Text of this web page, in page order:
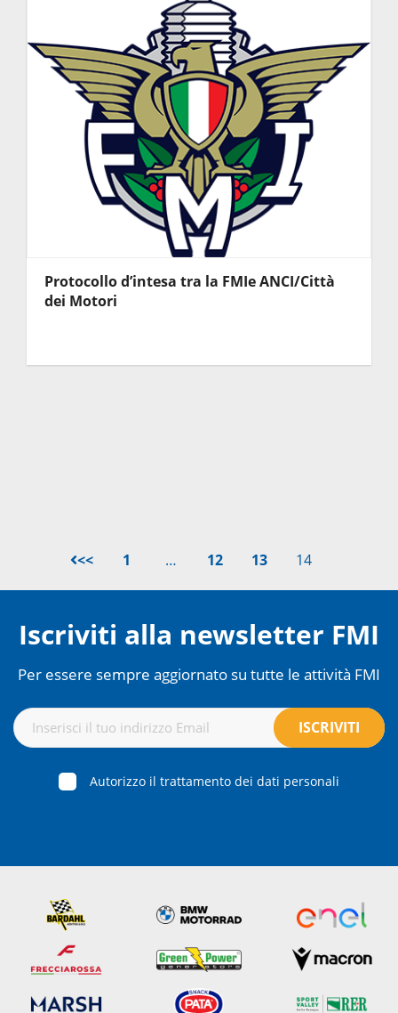
Protocollo d’intesa tra la FMIe ANCI/Città
dei Motori
<< 1 … 12 13 14
Iscriviti alla newsletter FMI
Per essere sempre aggiornato su tutte le attività FMI
Autorizzo il trattamento dei dati personali